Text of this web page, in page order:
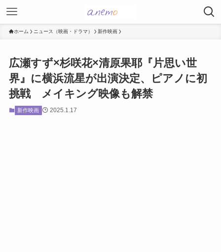
ホーム ニュース（映画・ドラマ） 新作映画
広瀬すず×杉咲花×清原果耶『片思い世
界』に横浜流星が出演決定、ピアノに初
挑戦 メイキング映像も解禁
新作映画 2025.1.17